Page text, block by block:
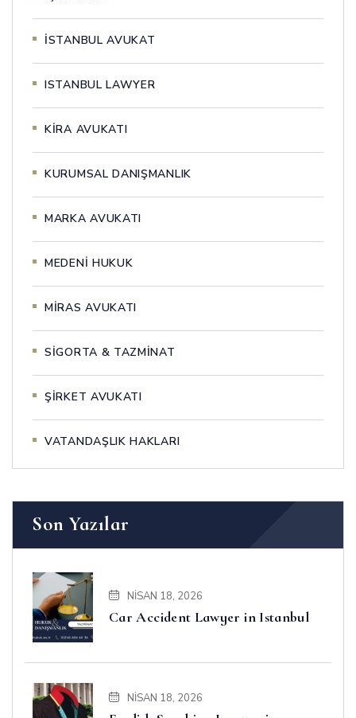
İSTANBUL AVUKAT
ISTANBUL LAWYER
KİRA AVUKATI
KURUMSAL DANIŞMANLIK
MARKA AVUKATI
MEDENİ HUKUK
MİRAS AVUKATI
SİGORTA & TAZMİNAT
ŞİRKET AVUKATI
VATANDAŞLIK HAKLARI
Son Yazılar
NISAN 18, 2026
Car Accident Lawyer in Istanbul
NISAN 18, 2026